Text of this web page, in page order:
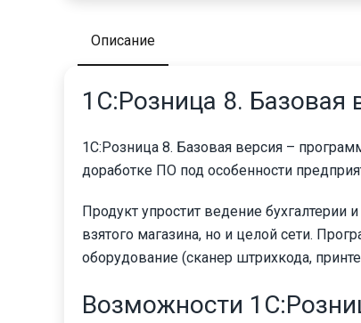
Описание
1С:Розница 8. Базовая
1С:Розница 8. Базовая версия –
доработке ПО под особенности
Продукт упростит ведение бухгалтерии
взятого магазина, но и целой сети.
оборудование (сканер штрихкода,
Возможности